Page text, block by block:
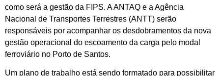
como será a gestão da FIPS. A ANTAQ e a Agência
Nacional de Transportes Terrestres (ANTT) serão
responsáveis por acompanhar os desdobramentos da nova
gestão operacional do escoamento da carga pelo modal
ferroviário no Porto de Santos.
Um plano de trabalho está sendo formatado para possibilitar